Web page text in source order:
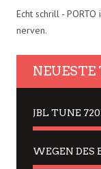
Echt schrill -
nerven.
NEUESTE